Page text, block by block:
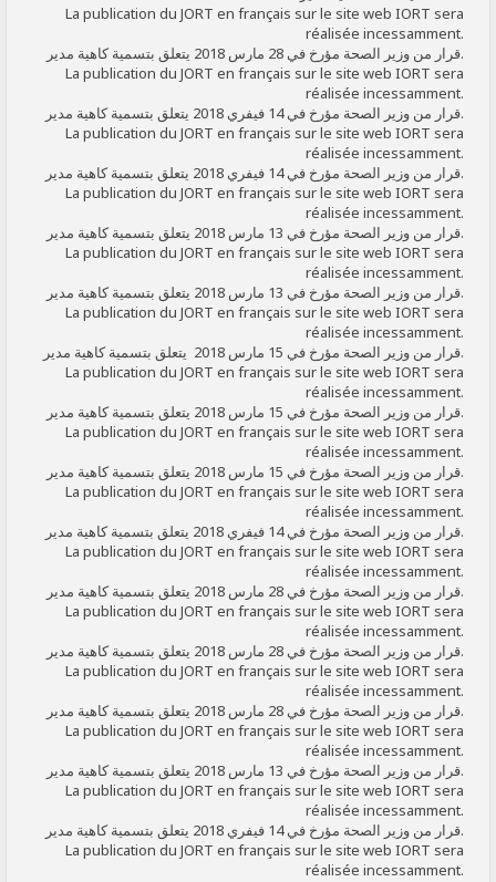
La publication du JORT en français sur le site web IORT sera
réalisée incessamment.
قرار من وزير الصحة مؤرخ في 28 مارس 2018 يتعلق بتسمية كاهية مدير.
La publication du JORT en français sur le site web IORT sera
réalisée incessamment.
قرار من وزير الصحة مؤرخ في 14 فيفري 2018 يتعلق بتسمية كاهية مدير.
La publication du JORT en français sur le site web IORT sera
réalisée incessamment.
قرار من وزير الصحة مؤرخ في 14 فيفري 2018 يتعلق بتسمية كاهية مدير.
La publication du JORT en français sur le site web IORT sera
réalisée incessamment.
قرار من وزير الصحة مؤرخ في 13 مارس 2018 يتعلق بتسمية كاهية مدير.
La publication du JORT en français sur le site web IORT sera
réalisée incessamment.
قرار من وزير الصحة مؤرخ في 13 مارس 2018 يتعلق بتسمية كاهية مدير.
La publication du JORT en français sur le site web IORT sera
réalisée incessamment.
قرار من وزير الصحة مؤرخ في 15 مارس 2018 يتعلق بتسمية كاهية مدير.
La publication du JORT en français sur le site web IORT sera
réalisée incessamment.
قرار من وزير الصحة مؤرخ في 15 مارس 2018 يتعلق بتسمية كاهية مدير.
La publication du JORT en français sur le site web IORT sera
réalisée incessamment.
قرار من وزير الصحة مؤرخ في 15 مارس 2018 يتعلق بتسمية كاهية مدير.
La publication du JORT en français sur le site web IORT sera
réalisée incessamment.
قرار من وزير الصحة مؤرخ في 14 فيفري 2018 يتعلق بتسمية كاهية مدير.
La publication du JORT en français sur le site web IORT sera
réalisée incessamment.
قرار من وزير الصحة مؤرخ في 28 مارس 2018 يتعلق بتسمية كاهية مدير.
La publication du JORT en français sur le site web IORT sera
réalisée incessamment.
قرار من وزير الصحة مؤرخ في 28 مارس 2018 يتعلق بتسمية كاهية مدير.
La publication du JORT en français sur le site web IORT sera
réalisée incessamment.
قرار من وزير الصحة مؤرخ في 28 مارس 2018 يتعلق بتسمية كاهية مدير.
La publication du JORT en français sur le site web IORT sera
réalisée incessamment.
قرار من وزير الصحة مؤرخ في 13 مارس 2018 يتعلق بتسمية كاهية مدير.
La publication du JORT en français sur le site web IORT sera
réalisée incessamment.
قرار من وزير الصحة مؤرخ في 14 فيفري 2018 يتعلق بتسمية كاهية مدير.
La publication du JORT en français sur le site web IORT sera
réalisée incessamment.